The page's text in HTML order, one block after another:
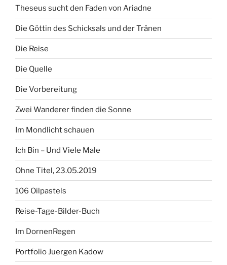
Theseus sucht den Faden von Ariadne
Die Göttin des Schicksals und der Tränen
Die Reise
Die Quelle
Die Vorbereitung
Zwei Wanderer finden die Sonne
Im Mondlicht schauen
Ich Bin – Und Viele Male
Ohne Titel, 23.05.2019
106 Oilpastels
Reise-Tage-Bilder-Buch
Im DornenRegen
Portfolio Juergen Kadow